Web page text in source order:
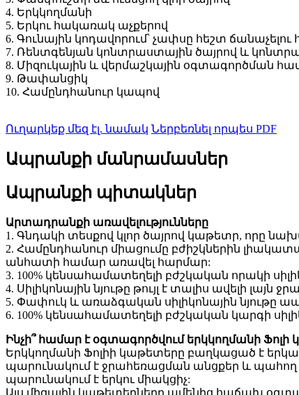
4. Երկկողմանի
5. Երկու հակառակ աչքերով
6. Գունային կոդավորում՝ չափսը հեշտ
7. Ռենտգենյան կոնտրաստային ծայրով և
8. Միզուկային և վերմաշկային օգտագործման
9. Թափանցիկ
10. Համընդհանուր կապով
Ուղարկեք մեզ էլ. նամակ Ներբեռնել որպես PDF
Ապրանքի մանրամասներ
Ապրանքի պիտակներ
Արտադրանքի առավելությունները
1. Գնդակի տեսքով կլոր ծայրով կաթետր, որը
2. Համընդհանուր միացումը բժիշկներին
անհատի համար առավել հարմար:
3. 100% կենսահամատեղելի բժշկական որակի
4. Սիլիկոնային նյութը թույլ է տալիս ավելի
5. Փափուկ և առաձգական սիլիկոնային նյութը
6. 100% կենսահամատեղելի բժշկական կարգի
Ինչի՞ համար է օգտագործվում երկկողմանի Ֆոլի
Երկկողմանի Ֆոլիի կաթետերը բաղկացած է
պարունակում է ջրահեռացման անցքեր և պահող
պարունակում է երկու միակցիչ: